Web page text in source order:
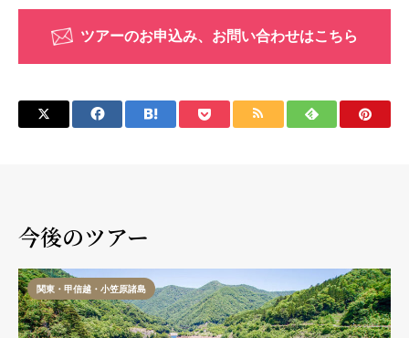
ツアーのお申込み、お問い合わせはこちら
今後のツアー
関東・甲信越・小笠原諸島